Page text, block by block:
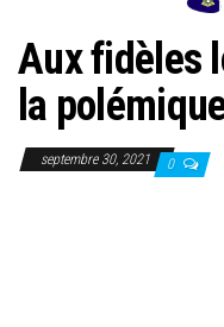
Aux fidèles
la
septembre 30, 2021 0